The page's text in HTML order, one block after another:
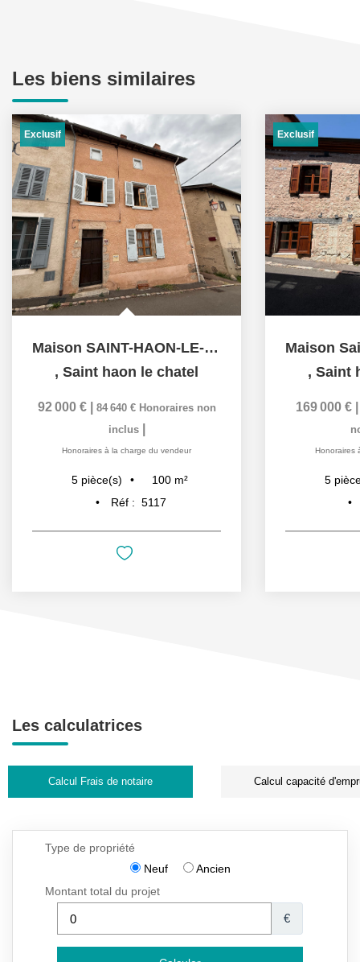
Les biens similaires
Exclusif
Maison SAINT-HAON-LE-CHATEL 5 pièces
, Saint haon le chatel
92 000 € 84 640 € Honoraires non
inclus
Honoraires à la charge du vendeur
5 pièce(s) 100 m²
Réf : 5117
Exclusif
, Saint
169 000 €
Honoraires
5
Les calculatrices
Calcul Frais de notaire Calcul capacité